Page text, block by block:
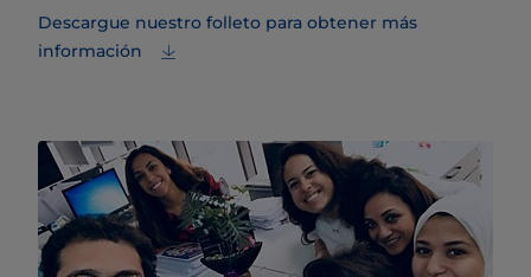
Descargue nuestro folleto para obtener más
información